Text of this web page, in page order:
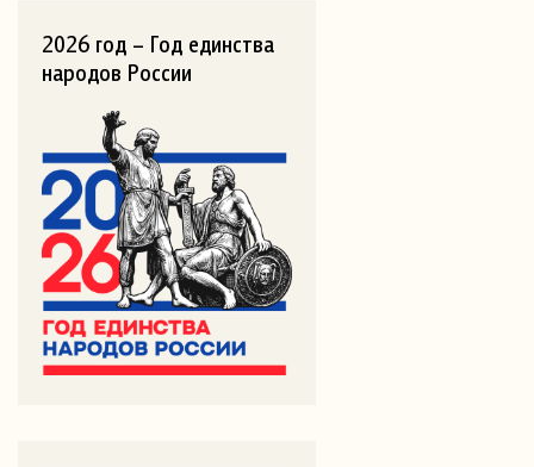
2026 год – Год единства
народов России